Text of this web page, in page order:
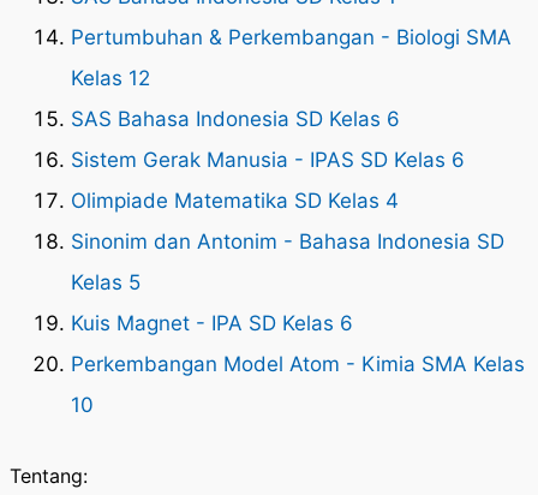
Pertumbuhan & Perkembangan - Biologi SMA
Kelas 12
SAS Bahasa Indonesia SD Kelas 6
Sistem Gerak Manusia - IPAS SD Kelas 6
Olimpiade Matematika SD Kelas 4
Sinonim dan Antonim - Bahasa Indonesia SD
Kelas 5
Kuis Magnet - IPA SD Kelas 6
Perkembangan Model Atom - Kimia SMA Kelas
10
Tentang: